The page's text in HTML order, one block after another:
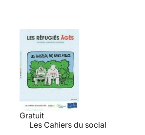
Gratuit
Les Cahiers du social